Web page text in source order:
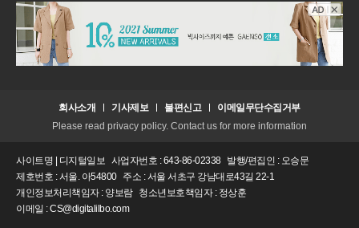
회사소개 기사제보 불편신고
이메일무단수집거부
Please read privacy policy. Contact us for more information
사이트명 | 디지털일보 사업자번호 : 643-86-02338
발행/편집인 : 오승문
제호번호 : 서울. 아54800
주소 : 서울 서초구 강남대로43길 22-1
개인정보처리책임자 : 양보람
청소년보호책임자 : 정상훈
이메일 : CS@digitalilbo.com